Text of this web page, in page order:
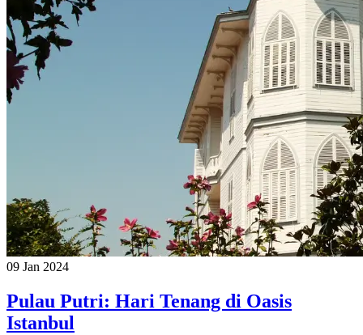
09 Jan 2024
Pulau Putri: Hari Tenang di Oasis
Istanbul